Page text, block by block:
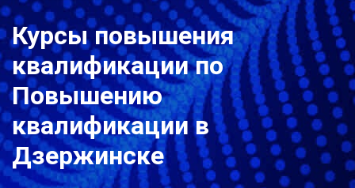
Курсы повышения
квалификации по
Повышению
квалификации в
Дзержинске